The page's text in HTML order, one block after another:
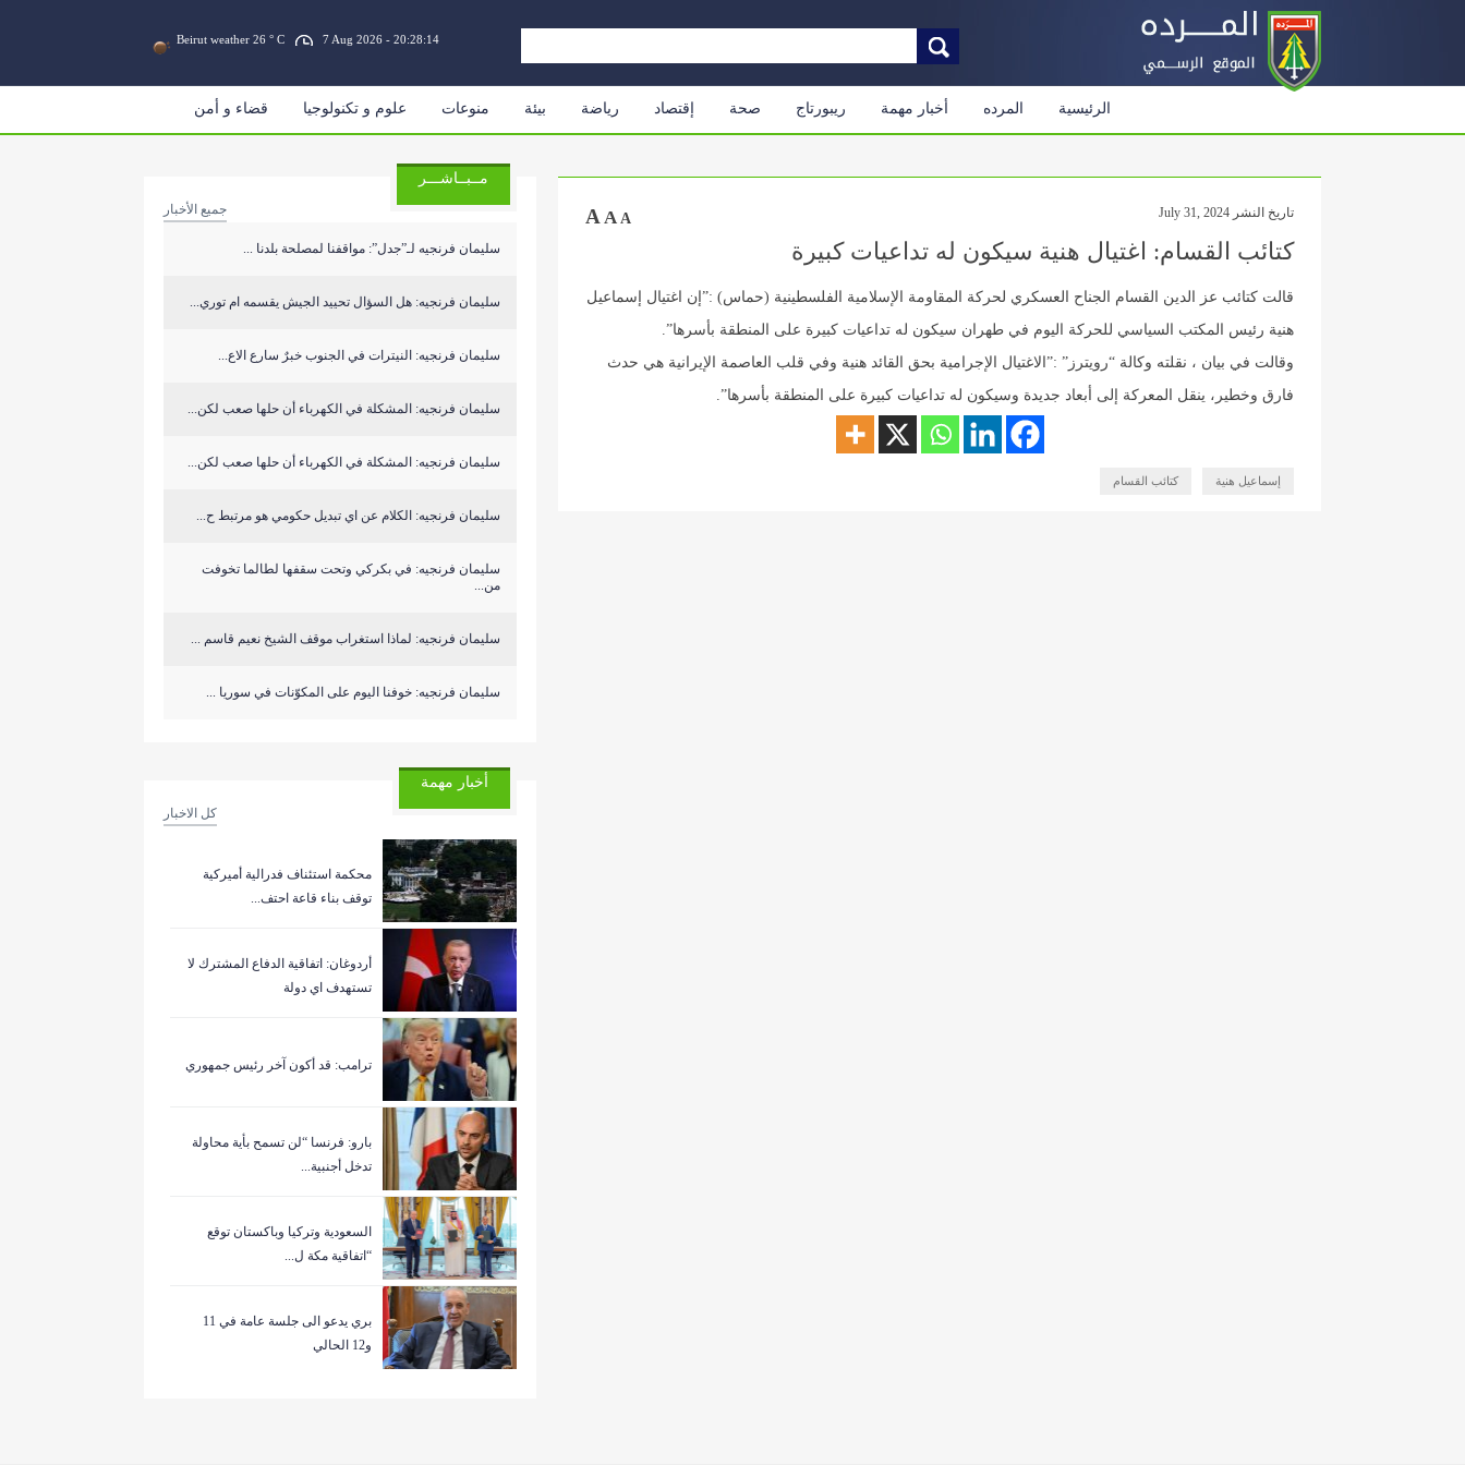
Beirut weather 26 ° C 7 Aug 2026 - 20:28:14
الرئيسية المرده أخبار مهمة ريبورتاج صحة إقتصاد رياضة بيئة منوعات علوم و تكنولوجيا قضاء و أمن
تاريخ النشر July 31, 2024 A A A
كتائب القسام: اغتيال هنية سيكون له تداعيات كبيرة
قالت كتائب عز الدين القسام الجناح العسكري لحركة المقاومة الإسلامية الفلسطينية (حماس) :”إن اغتيال إسماعيل
هنية رئيس المكتب السياسي للحركة اليوم في طهران سيكون له تداعيات كبيرة على المنطقة بأسرها”.
وقالت في بيان ، نقلته وكالة “رويترز” :”الاغتيال الإجرامية بحق القائد هنية وفي قلب العاصمة الإيرانية هي حدث
فارق وخطير، ينقل المعركة إلى أبعاد جديدة وسيكون له تداعيات كبيرة على المنطقة بأسرها”.
إسماعيل هنية كتائب القسام
مــبــاشـــر
جميع الأخبار
سليمان فرنجيه لـ”جدل”: مواقفنا لمصلحة بلدنا ...
سليمان فرنجيه: هل السؤال تحييد الجيش يقسمه ام توري...
سليمان فرنجيه: النيترات في الجنوب خبرٌ سارع الاع...
سليمان فرنجيه: المشكلة في الكهرباء أن حلها صعب لكن...
سليمان فرنجيه: المشكلة في الكهرباء أن حلها صعب لكن...
سليمان فرنجيه: الكلام عن اي تبديل حكومي هو مرتبط ح...
سليمان فرنجيه: في بكركي وتحت سقفها لطالما تخوفت
من...
سليمان فرنجيه: لماذا استغراب موقف الشيخ نعيم قاسم ...
سليمان فرنجيه: خوفنا اليوم على المكوّنات في سوريا ...
أخبار مهمة
كل الاخبار
‏محكمة استئناف فدرالية أميركية
توقف بناء قاعة احتف...
أردوغان: اتفاقية الدفاع المشترك لا
تستهدف اي دولة
ترامب: قد أكون آخر رئيس جمهوري
بارو: فرنسا “لن تسمح بأية محاولة
تدخل أجنبية...
السعودية وتركيا وباكستان توقع
“اتفاقية مكة ل...
بري يدعو الى جلسة عامة في 11
و12 الحالي